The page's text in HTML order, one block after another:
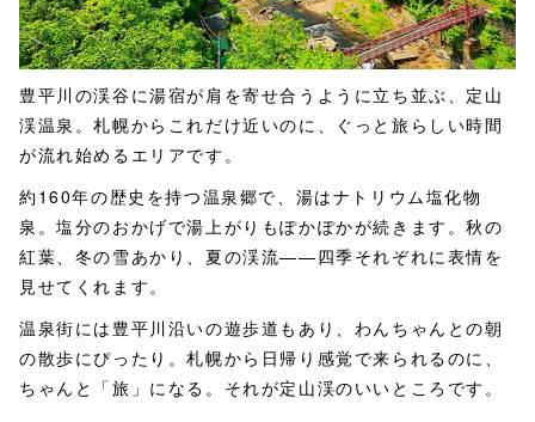
豊平川の渓谷に湯宿が肩を寄せ合うように立ち並ぶ、定山
渓温泉。札幌からこれだけ近いのに、ぐっと旅らしい時間
が流れ始めるエリアです。
約160年の歴史を持つ温泉郷で、湯はナトリウム塩化物
泉。塩分のおかげで湯上がりもぽかぽかが続きます。秋の
紅葉、冬の雪あかり、夏の渓流——四季それぞれに表情を
見せてくれます。
温泉街には豊平川沿いの遊歩道もあり、わんちゃんとの朝
の散歩にぴったり。札幌から日帰り感覚で来られるのに、
ちゃんと「旅」になる。それが定山渓のいいところです。